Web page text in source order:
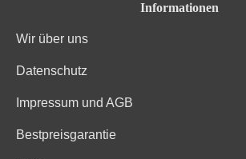
Informationen
Wir über uns
Datenschutz
Impressum und AGB
Bestpreisgarantie